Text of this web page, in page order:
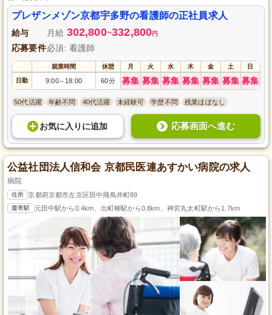
プレザンメゾン京都宇多野の看護師の正社員求人
給与 月給 302,800~332,800円
応募要件必須: 看護師
就業時間 休憩 月 火 水 木 金 土 日
日勤 9:00～ 18:00 60分 募集 募集 募集 募集 募集 募集 募集
50代活躍 年齢不問 40代活躍 未経験可 学歴不問 残業ほぼなし
お気に入り に追加 応募画面へ進む
公益社団法人信和会 京都民医連あすかい病院の求人
病院
住所 京都府京都市左京区田中飛鳥井町89
最寄駅 元田中駅から0.4km、出町柳駅から0.8km、神宮丸太町駅から1.7km